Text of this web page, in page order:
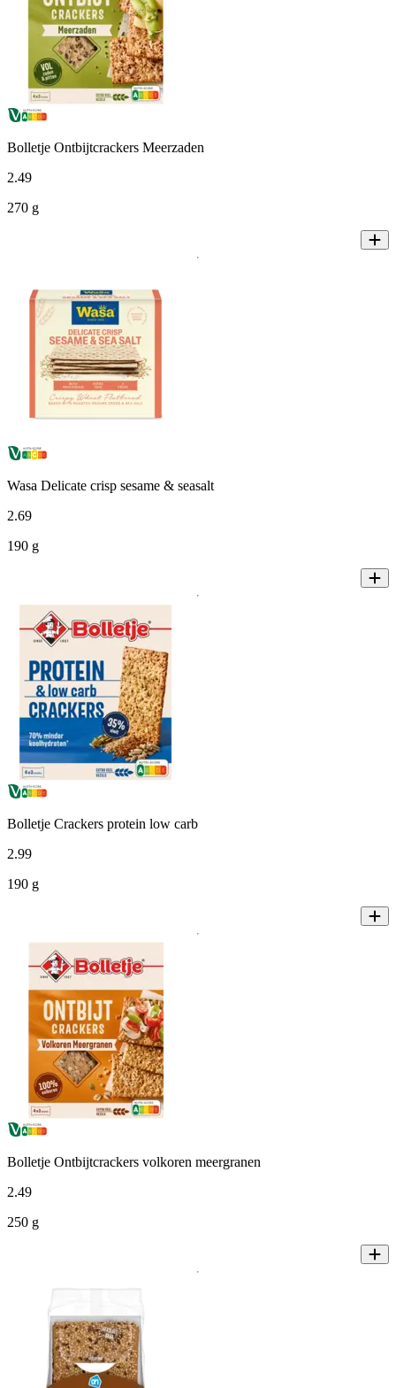
Bolletje Ontbijtcrackers Meerzaden
2.49
270 g
Wasa Delicate crisp sesame & seasalt
2.69
190 g
Bolletje Crackers protein low carb
2.99
190 g
Bolletje Ontbijtcrackers volkoren meergranen
2.49
250 g